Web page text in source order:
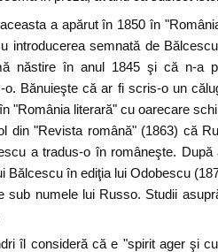
a apărut în 1850 în
introducerea semnată de
năstire în anul 1845 şi că n-a
o. Bănuieşte că ar fi scris-o un
"România literară" cu oarecare
din "Revista română" (1863) că
a tradus-o în româneşte.
Bălcescu în ediţia lui Odobescu
sub numele lui Russo. Studii
îl consideră că e "spirit ager şi